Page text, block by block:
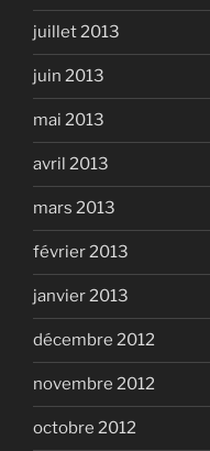
juillet 2013
juin 2013
mai 2013
avril 2013
mars 2013
février 2013
janvier 2013
décembre 2012
novembre 2012
octobre 2012